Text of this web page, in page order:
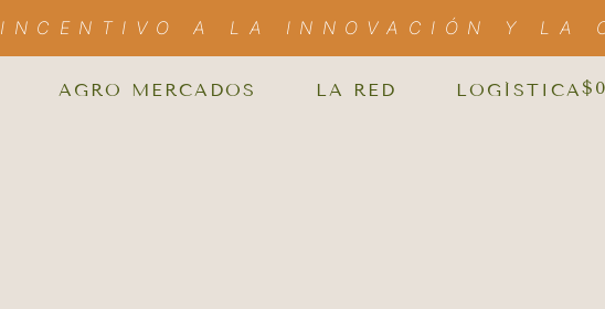
INCENTIVO A LA INNOVACIÓN Y LA
AGRO MERCADOS LA RED LOGÍSTICA$